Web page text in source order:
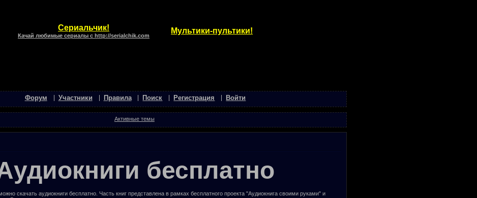
Сериальчик!
Качай любимые сериалы с http://serialchik.com
Мультики-пультики!
Форум Участники Правила Поиск Регистрация Войти
Активные темы
бесплатно
скачать аудиокниги бесплатно. Часть книг представлена в рамках бесплатного проекта "Аудиокнига своими руками" и